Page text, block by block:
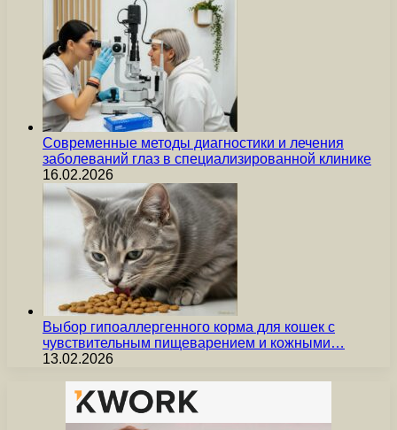
Современные методы диагностики и лечения
заболеваний глаз в специализированной клинике
16.02.2026
Выбор гипоаллергенного корма для кошек с
чувствительным пищеварением и кожными…
13.02.2026